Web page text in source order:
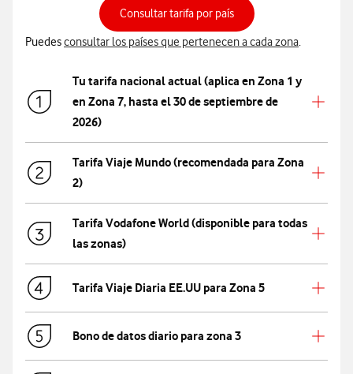
Consultar tarifa por país
Puedesconsultar los países que pertenecen a cada zona.
Tu tarifa nacional actual (aplica en Zona 1 y
en Zona 7, hasta el 30 de septiembre de
2026)
Tarifa Viaje Mundo (recomendada para Zona
2)
Tarifa Vodafone World (disponible para todas
las zonas)
Tarifa Viaje Diaria EE.UU para Zona 5
Bono de datos diario para zona 3